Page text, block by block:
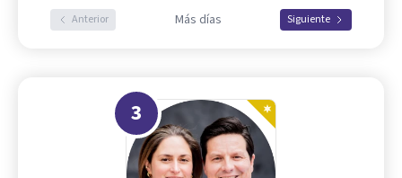
Anterior Más días Siguiente
3